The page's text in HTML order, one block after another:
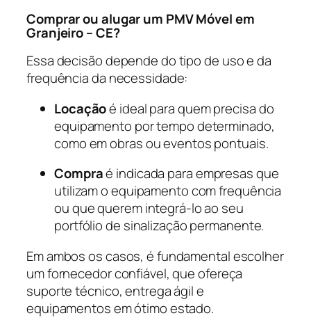
Comprar ou alugar um PMV Móvel em
Granjeiro – CE?
Essa decisão depende do tipo de uso e da
frequência da necessidade:
Locaçãoé ideal para quem precisa do
equipamento por tempo determinado,
como em obras ou eventos pontuais.
Compraé indicada para empresas que
utilizam o equipamento com frequência
ou que querem integrá-lo ao seu
portfólio de sinalização permanente.
Em ambos os casos, é fundamental escolher
um fornecedor confiável, que ofereça
suporte técnico, entrega ágil e
equipamentos em ótimo estado.